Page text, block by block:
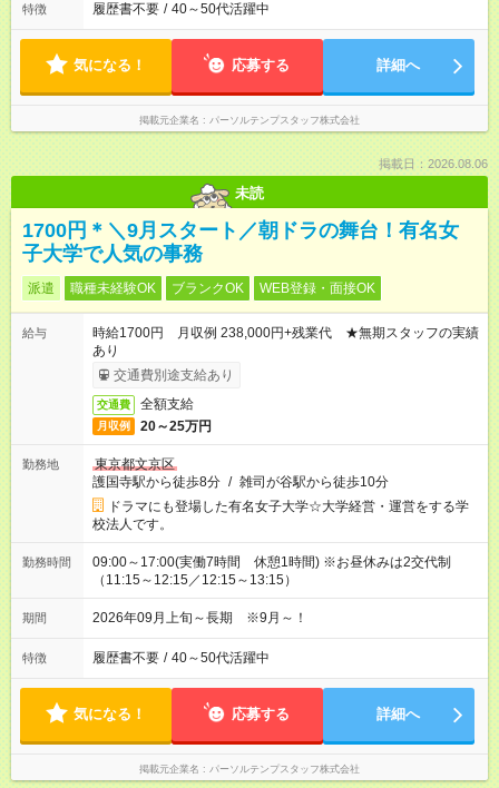
特徴 履歴書不要 / 40～50代活躍中
気になる！ 応募する 詳細へ
掲載元企業名 パーソルテンプスタッフ株式会社
掲載日：2026.08.06
未読
1700円＊＼9月スタート／朝ドラの舞台！有名女
子大学で人気の事務
派遣 職種未経験OK ブランクOK WEB登録・面接OK
給与
時給1700円 月収例 238,000円+残業代 ★無期スタッフの実績
あり
交通費別途支給あり
交通費 全額支給
月収例 20～25万円
勤務地
東京都文京区
護国寺駅から徒歩8分 / 雑司が谷駅から徒歩10分
ドラマにも登場した有名女子大学☆大学経営・運営をする学
校法人です。
勤務時間
09:00～17:00(実働7時間 休憩1時間) ※お昼休みは2交代制
（11:15～12:15／12:15～13:15）
期間 2026年09月上旬～長期 ※9月～！
特徴 履歴書不要 / 40～50代活躍中
気になる！ 応募する 詳細へ
掲載元企業名 パーソルテンプスタッフ株式会社